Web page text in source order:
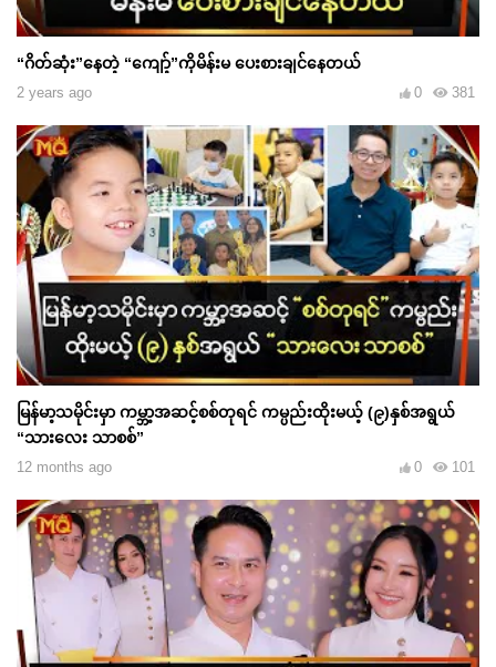
“ဂိတ်ဆုံး”နေတဲ့ “ကျော့်”ကိုမိန်းမ ပေးစားချင်နေတယ်
2 years ago 381
0
မြန်မာ့သမိုင်းမှာ ကမ္ဘာ့အဆင့်စစ်တုရင် ကမ္ပည်းထိုးမယ့် (၉)နှစ်အရွယ်
“သားလေး သာစစ်”
12 months ago 101
0